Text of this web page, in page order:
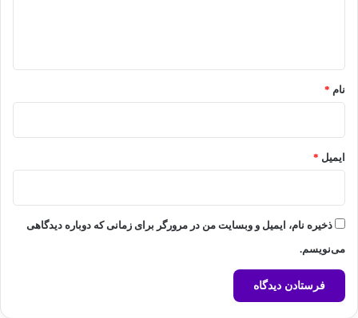
نام *
ایمیل *
ذخیره نام، ایمیل و وبسایت من در مرورگر برای زمانی که دوباره دیدگاهی
می‌نویسم.